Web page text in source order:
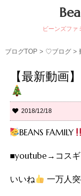
ビーンズフ
ブログTOP > ♡ブログ >
【最新動画
2018/12/18
BEANS FAMILY
■youtube→コス
いいね 一万人